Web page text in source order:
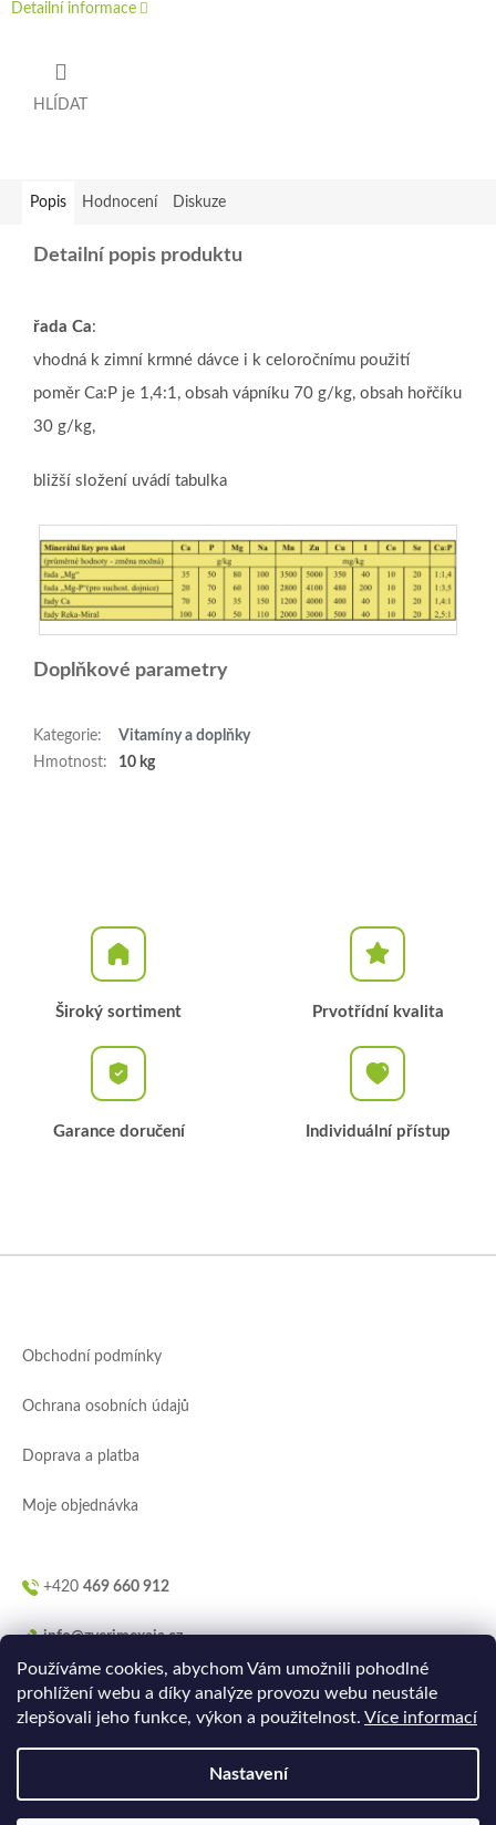
Používáme cookies, abychom Vám umožnili pohodlné
prohlížení webu a díky analýze provozu webu neustále
zlepšovali jeho funkce, výkon a použitelnost. Více informací
Nastavení
Detailní informace
HLÍDAT
Popis Hodnocení Diskuze
Detailní popis produktu
řada Ca:
vhodná k zimní krmné dávce i k celoročnímu použití
poměr Ca:P je 1,4:1, obsah vápníku 70 g/kg, obsah hořčíku
30 g/kg,
bližší složení uvádí tabulka
Doplňkové parametry
Kategorie:
Vitamíny a doplňky
Hmotnost: 10 kg
Široký sortiment Prvotřídní kvalita
Garance doručení Individuální přístup
Obchodní podmínky
Ochrana osobních údajů
Doprava a platba
Moje objednávka
+420 469 660 912
info@zverimexaja.cz
VytvořiloLer.studio